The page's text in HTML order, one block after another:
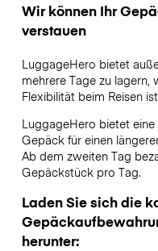
Wir können Ihr
verstauen
LuggageHero bietet
mehrere Tage zu
Flexibilität beim Reisen
LuggageHero bietet
Gepäck für einen
Ab dem zweiten Tag
Gepäckstück pro Tag.
Laden Sie sich die
herunter: